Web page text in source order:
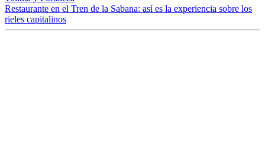
Restaurante en el Tren de la Sabana: así es la experiencia sobre los
rieles capitalinos